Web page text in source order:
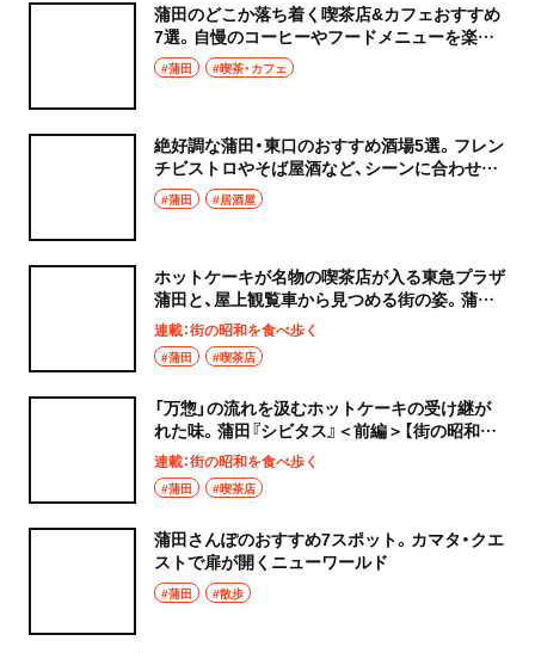
蒲田のどこか落ち着く喫茶店&カフェおすすめ
7選。自慢のコーヒーやフードメニューを楽し
める個性派揃い！
#蒲田 #喫茶・カフェ
絶好調な蒲田・東口のおすすめ酒場5選。フレン
チビストロやそば屋酒など、シーンに合わせて
選べる豊かさがそこに！
#蒲田 #居酒屋
ホットケーキが名物の喫茶店が入る東急プラザ
蒲田と、屋上観覧車から見つめる街の姿。蒲田
『シビタス』＜後編＞【街の昭和を食べ歩く】
連載：街の昭和を食べ歩く
#蒲田 #喫茶店
「万惣」の流れを汲むホットケーキの受け継が
れた味。蒲田『シビタス』＜前編＞【街の昭和を
食べ歩く】
連載：街の昭和を食べ歩く
#蒲田 #喫茶店
蒲田さんぽのおすすめ7スポット。カマタ・クエ
ストで扉が開くニューワールド
#蒲田 #散歩